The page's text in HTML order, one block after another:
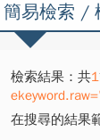
簡易檢索 /
檢索結果：共1
在搜尋的結果